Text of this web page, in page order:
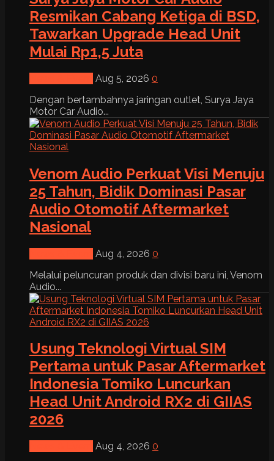
Resmikan Cabang Ketiga di BSD,
Tawarkan Upgrade Head Unit
Mulai Rp1,5 Juta
Aug 5, 2026 0
Dengan bertambahnya jaringan outlet, Surya Jaya
Motor Car Audio...
Venom Audio Perkuat Visi Menuju
25 Tahun, Bidik Dominasi Pasar
Audio Otomotif Aftermarket
Nasional
Aug 4, 2026 0
Melalui peluncuran produk dan divisi baru ini, Venom
Audio...
Usung Teknologi Virtual SIM
Pertama untuk Pasar Aftermarket
Indonesia Tomiko Luncurkan
Head Unit Android RX2 di GIIAS
2026
Aug 4, 2026 0